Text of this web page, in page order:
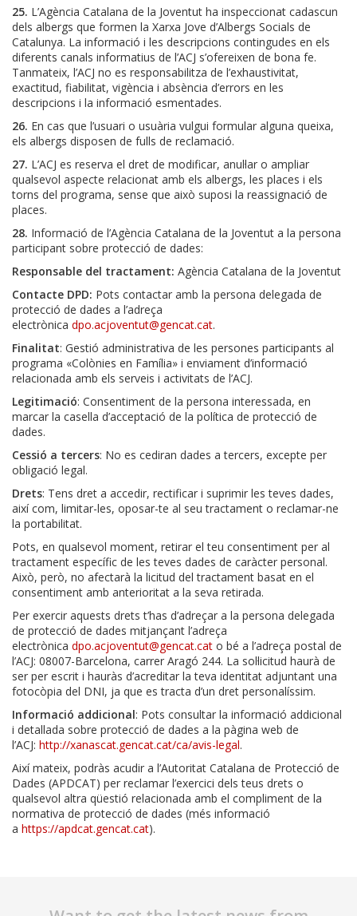
25. L’Agència Catalana de la Joventut ha inspeccionat cadascun
dels albergs que formen la Xarxa Jove d’Albergs Socials de
Catalunya. La informació i les descripcions contingudes en els
diferents canals informatius de l’ACJ s’ofereixen de bona fe.
Tanmateix, l’ACJ no es responsabilitza de l’exhaustivitat,
exactitud, fiabilitat, vigència i absència d’errors en les
descripcions i la informació esmentades.
26. En cas que l’usuari o usuària vulgui formular alguna queixa,
els albergs disposen de fulls de reclamació.
27. L’ACJ es reserva el dret de modificar, anul·lar o ampliar
qualsevol aspecte relacionat amb els albergs, les places i els
torns del programa, sense que això suposi la reassignació de
places.
28. Informació de l’Agència Catalana de la Joventut a la persona
participant sobre protecció de dades:
Responsable del tractament: Agència Catalana de la Joventut
Contacte DPD: Pots contactar amb la persona delegada de
protecció de dades a l’adreça
electrònica dpo.acjoventut@gencat.cat.
Finalitat: Gestió administrativa de les persones participants al
programa «Colònies en Família» i enviament d’informació
relacionada amb els serveis i activitats de l’ACJ.
Legitimació: Consentiment de la persona interessada, en
marcar la casella d’acceptació de la política de protecció de
dades.
Cessió a tercers: No es cediran dades a tercers, excepte per
obligació legal.
Drets: Tens dret a accedir, rectificar i suprimir les teves dades,
així com, limitar-les, oposar-te al seu tractament o reclamar-ne
la portabilitat.
Pots, en qualsevol moment, retirar el teu consentiment per al
tractament específic de les teves dades de caràcter personal.
Això, però, no afectarà la licitud del tractament basat en el
consentiment amb anterioritat a la seva retirada.
Per exercir aquests drets t’has d’adreçar a la persona delegada
de protecció de dades mitjançant l’adreça
electrònica dpo.acjoventut@gencat.cat o bé a l’adreça postal de
l’ACJ: 08007-Barcelona, carrer Aragó 244. La sol·licitud haurà de
ser per escrit i hauràs d’acreditar la teva identitat adjuntant una
fotocòpia del DNI, ja que es tracta d’un dret personalíssim.
Informació addicional: Pots consultar la informació addicional
i detallada sobre protecció de dades a la pàgina web de
l’ACJ: http://xanascat.gencat.cat/ca/avis-legal.
Així mateix, podràs acudir a l’Autoritat Catalana de Protecció de
Dades (APDCAT) per reclamar l’exercici dels teus drets o
qualsevol altra qüestió relacionada amb el compliment de la
normativa de protecció de dades (més informació
a https://apdcat.gencat.cat).